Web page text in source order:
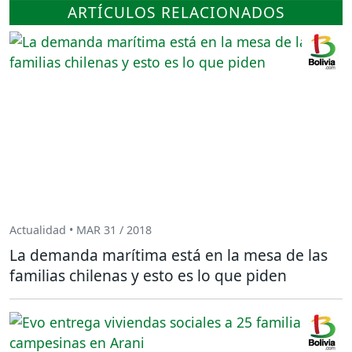
ARTÍCULOS RELACIONADOS
Actualidad • MAR 31 / 2018
La demanda marítima está en la mesa de las
familias chilenas y esto es lo que piden